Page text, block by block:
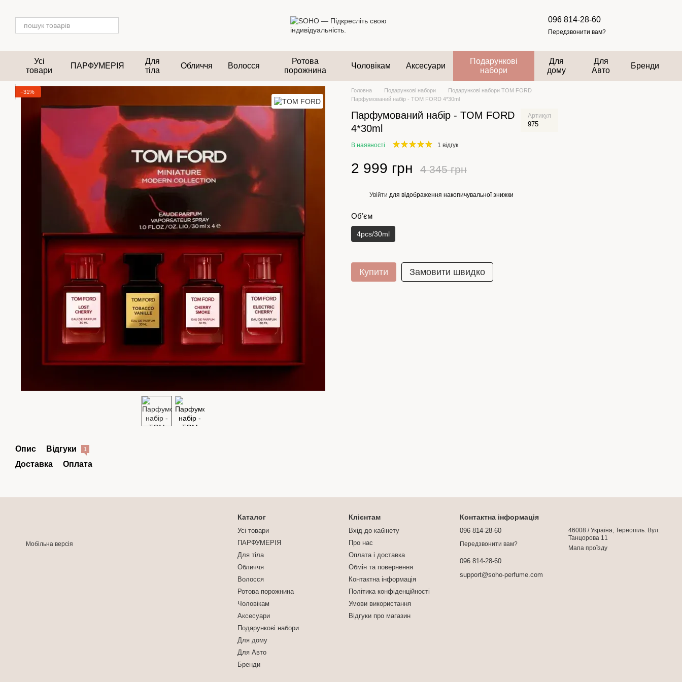
096 814-28-60
Передзвонити вам?
Усі
товари
ПАРФУМЕРІЯ
Для
тіла
Обличчя Волосся
Ротова
порожнина
Чоловікам Аксесуари
Подарункові
набори
Для
дому
Для
Авто
Бренди
−31%
Опис Відгуки 1
Доставка Оплата
Головна Подарункові набори
Подарункові набори TOM FORD
Парфумований набір - TOM FORD 4*30ml
Парфумований набір - TOM FORD
4*30ml
Артикул
975
В наявності 1 відгук
2 999 грн 4 345 грн
Увійти для відображення накопичувальної знижки
Обʼєм
4pcs/30ml
Купити Замовити швидко
Мобільна версія
Каталог
Усі товари
ПАРФУМЕРІЯ
Для тіла
Обличчя
Волосся
Ротова порожнина
Чоловікам
Аксесуари
Подарункові набори
Для дому
Для Авто
Бренди
Клієнтам
Вхід до кабінету
Про нас
Оплата і доставка
Обмін та повернення
Контактна інформація
Політика конфіденційності
Умови використання
Відгуки про магазин
Контактна інформація
096 814-28-60
Передзвонити вам?
096 814-28-60
support@soho-perfume.com
46008 / Україна, Тернопіль. Вул.
Танцорова 11
Мапа проїзду